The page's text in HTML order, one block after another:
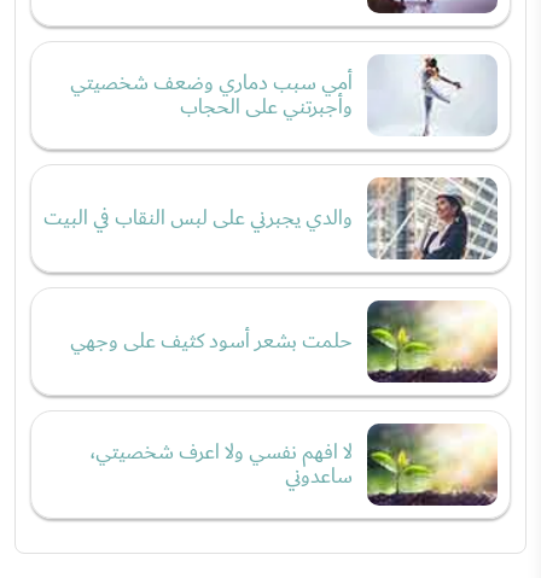
أمي سبب دماري وضعف شخصيتي
وأجبرتني على الحجاب
والدي يجبرني على لبس النقاب في البيت
حلمت بشعر أسود كثيف على وجهي
لا افهم نفسي ولا اعرف شخصيتي،
ساعدوني